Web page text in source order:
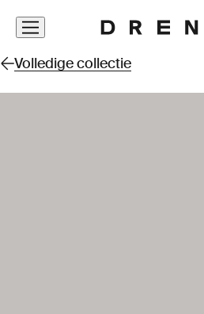
Navigatie
Volledige collectie